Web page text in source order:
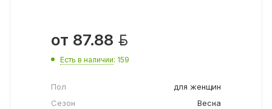
от 87.88 
Есть в наличии: 159
Пол
для женщин
Сезон
Весна